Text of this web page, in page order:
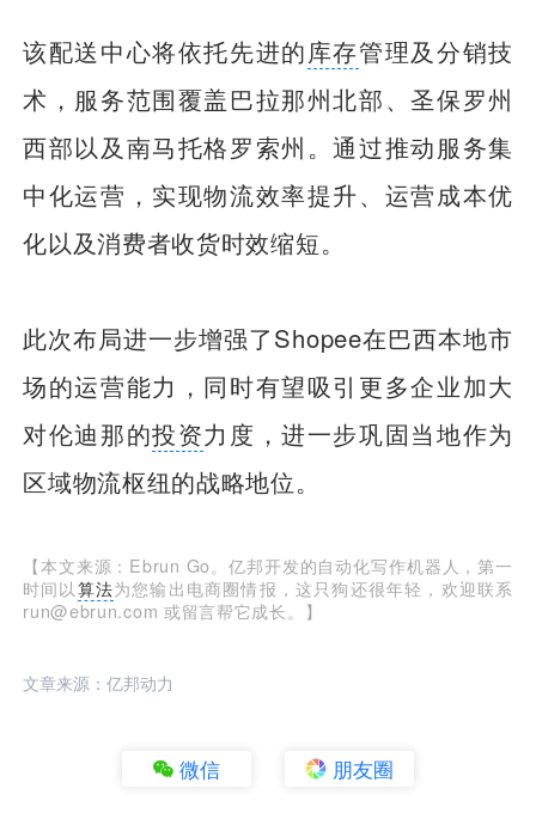
该配送中心将依托先进的库存管理及分销技
术，服务范围覆盖巴拉那州北部、圣保罗州
西部以及南马托格罗索州。通过推动服务集
中化运营，实现物流效率提升、运营成本优
化以及消费者收货时效缩短。
此次布局进一步增强了Shopee在巴西本地市
场的运营能力，同时有望吸引更多企业加大
对伦迪那的投资力度，进一步巩固当地作为
区域物流枢纽的战略地位。
【本文来源：Ebrun Go。亿邦开发的自动化写作机器人，第一
时间以 算法为您输出电商圈情报，这只狗还很年轻，欢迎联系
run@ebrun.com 或留言帮它成长。】
文章来源：亿邦动力
微信 朋友圈